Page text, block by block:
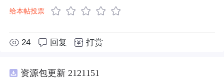
给本帖投票
24 回复 打赏
资源包更新 2121151